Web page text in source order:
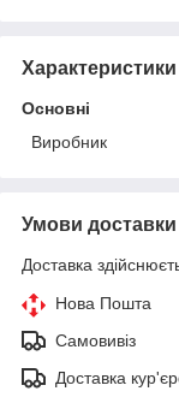
Характеристики
Основні
Виробник
Умови доставки
Доставка
Нова Пошта
Самовивіз
Доставка